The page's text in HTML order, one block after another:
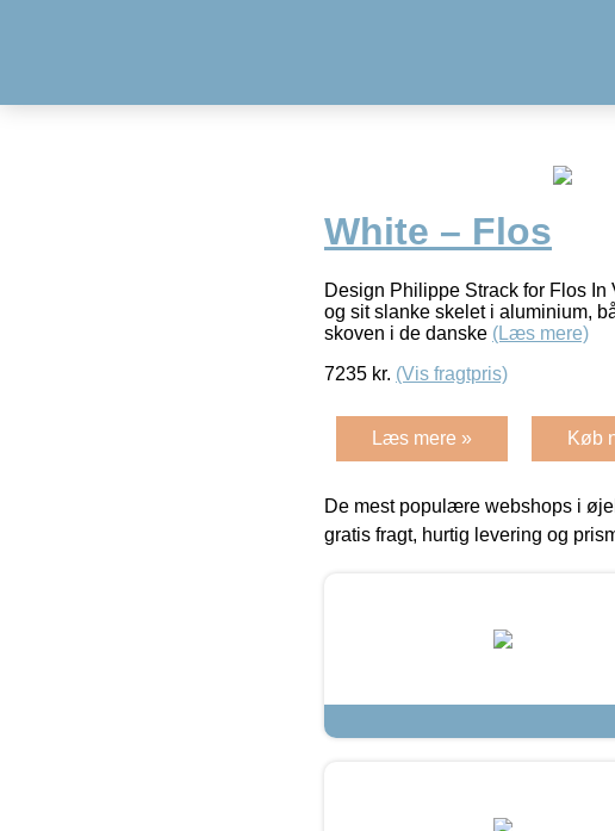
White – Flos
Design Philippe Strack for Flos
og sit slanke skelet i aluminium,
skoven i de danske (Læs mere)
7235 kr. (Vis fragtpris)
Læs mere » Køb
De mest populære webshops i
gratis fragt, hurtig levering og